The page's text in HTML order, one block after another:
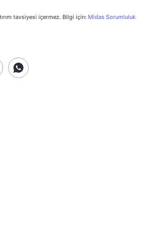
tavsiyesi içermez. Bilgi için: Midas Sorumluluk